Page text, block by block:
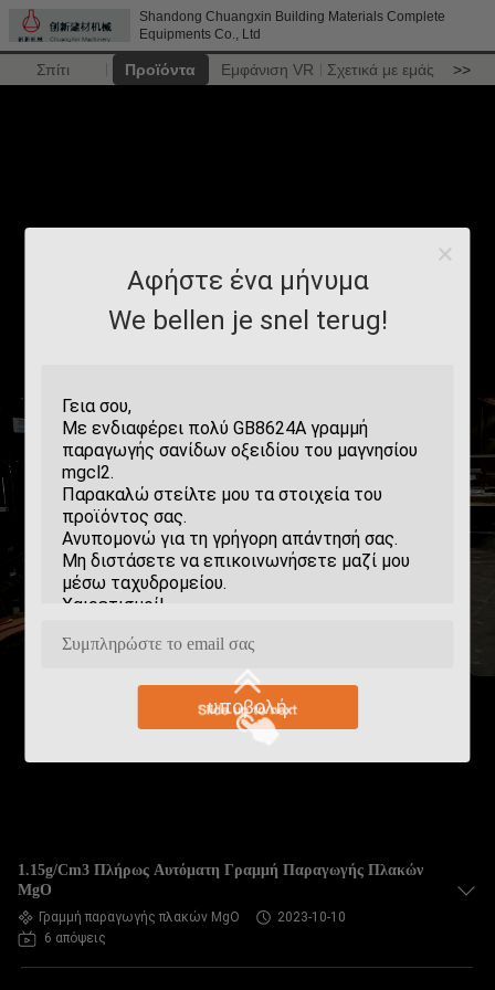
Shandong Chuangxin Building Materials Complete
Equipments Co., Ltd
Σπίτι Προϊόντα Εμφάνιση VR Σχετικά με εμάς >>
Αφήστε ένα μήνυμα
We bellen je snel terug!
υποβολή
1.15g/Cm3 Πλήρως Αυτόματη Γραμμή Παραγωγής Πλακών
MgO
Γραμμή παραγωγής πλακών MgO
2023-10-10
6 απόψεις